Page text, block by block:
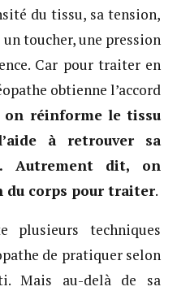
du tissu, sa tension,
un toucher, une pression
Car pour traiter en
obtienne l’accord
on réinforme le tissu
à retrouver sa
Autrement dit, on
du corps pour traiter.
plusieurs techniques
de pratiquer selon
Mais au-delà de sa